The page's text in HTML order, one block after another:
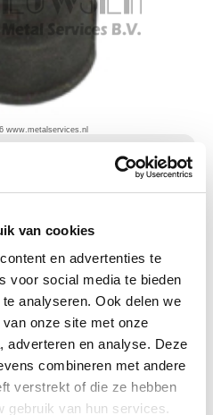
van cookies
en advertenties te
voor social media te bieden
analyseren. Ook delen we
onze site met onze
adverteren en analyse. Deze
combineren met andere
verstrekt of die ze hebben
gebruik van hun services.
www.metalservices.nl